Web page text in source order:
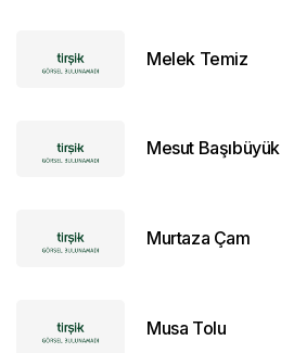
Melek Temiz
Mesut Başıbüyük
Murtaza Çam
Musa Tolu